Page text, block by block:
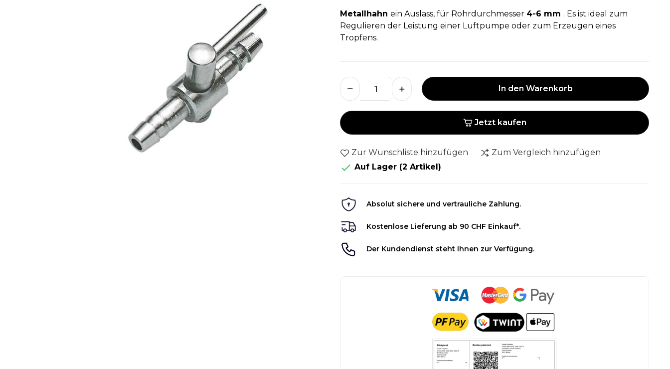
Metallhahn ein Auslass, für Rohrdurchmesser 4-6 mm . Es ist ideal zum
Regulieren der Leistung einer Luftpumpe oder zum Erzeugen eines
Tropfens.
In den Warenkorb
Jetzt kaufen
Zur Wunschliste hinzufügen Zum Vergleich hinzufügen
 Auf Lager (2 Artikel)
Absolut sichere und vertrauliche Zahlung.
Kostenlose Lieferung ab 90 CHF Einkauf*.
Der Kundendienst steht Ihnen zur Verfügung.